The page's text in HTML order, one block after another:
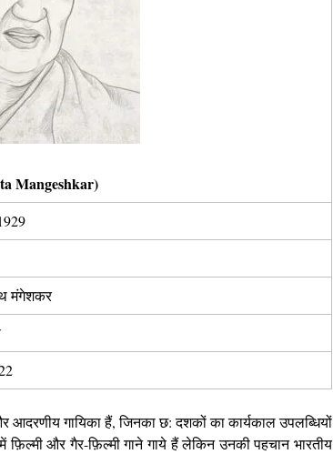
Mangeshkar)
मंगेशकर
गायिका हैं, जिनका छ: दशकों का कार्यकाल उपलब्धियों
और गैर-फ़िल्मी गाने गाये हैं लेकिन उनकी पहचान भारतीय